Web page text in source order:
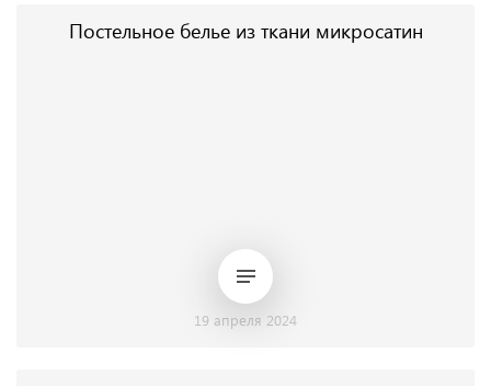
Постельное белье из ткани микросатин
19 апреля 2024